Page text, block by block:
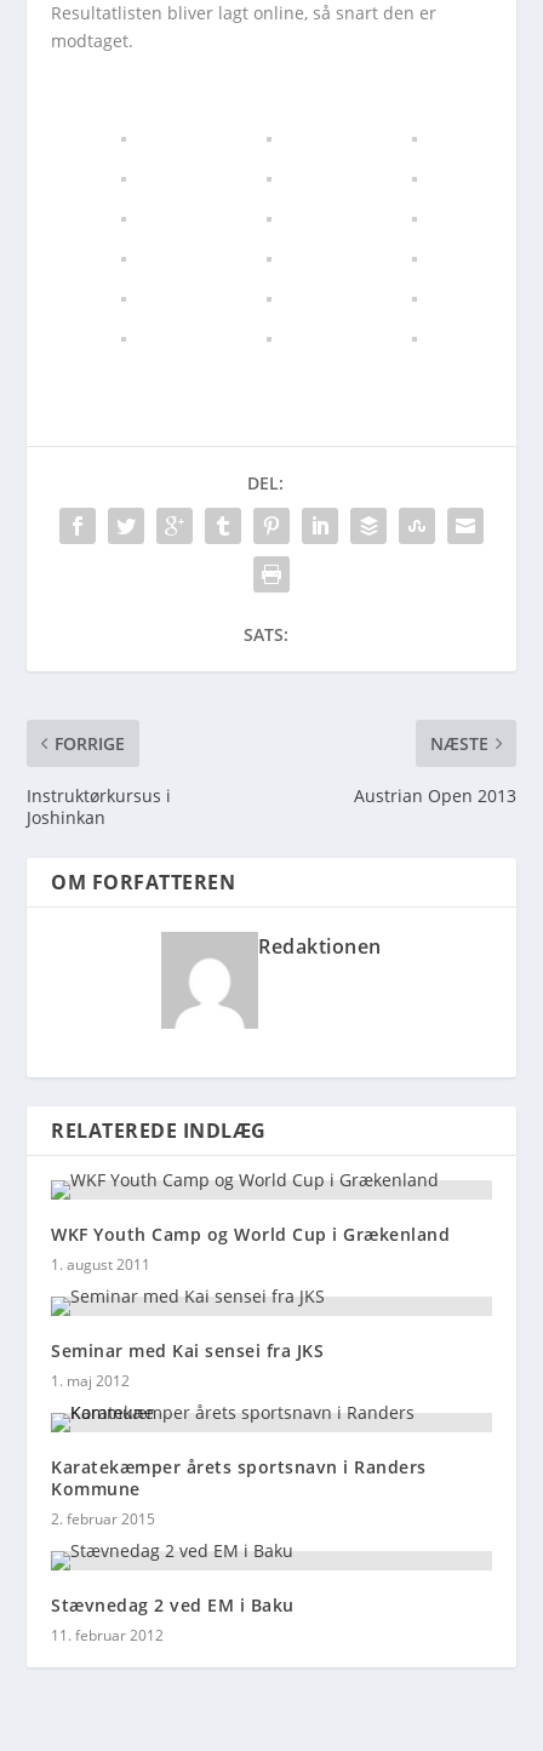
Resultatlisten bliver lagt online, så snart den er
modtaget.
DEL:
SATS:
FORRIGE
Instruktørkursus i
Joshinkan
NÆSTE
Austrian Open 2013
OM FORFATTEREN
Redaktionen
RELATEREDE INDLÆG
WKF Youth Camp og World Cup i Grækenland
1. august 2011
Seminar med Kai sensei fra JKS
1. maj 2012
Karatekæmper årets sportsnavn i Randers
Kommune
2. februar 2015
Stævnedag 2 ved EM i Baku
11. februar 2012